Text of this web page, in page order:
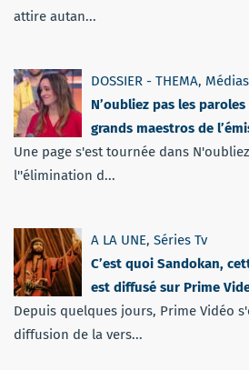
attire autan...
DOSSIER - THEMA, Médias
N’oubliez pas les
grands maestros de
Une page s'est tournée dans
l''élimination d...
A LA UNE, Séries Tv
C’est quoi Sandokan,
est diffusé sur Prime
Depuis quelques jours, Prime Vidéo
diffusion de la vers...